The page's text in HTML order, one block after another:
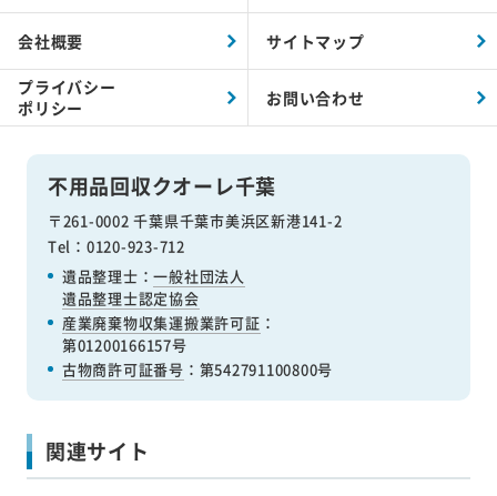
不用品回収クオーレ千葉
〒261-0002 千葉県千葉市美浜区新港141-2
Tel：0120-923-712
遺品整理士：一般社団法人
遺品整理士認定協会
産業廃棄物収集運搬業許可証 ：
第01200166157号
古物商許可証番号 ：第542791100800号
会社概要 サイトマップ
プライバシー
ポリシー
お問い合わせ
関連サイト